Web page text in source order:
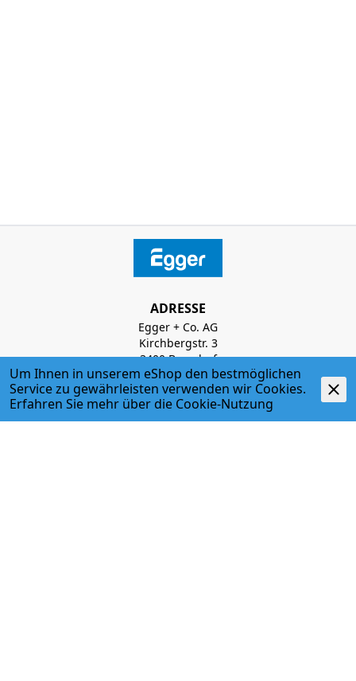
ADRESSE
Egger + Co. AG
Kirchbergstr. 3
3400 Burgdorf
T. 034 427 27 27
F. 034 427 27 28
www.egger-burgdorf.ch
Um Ihnen in unserem eShop den bestmöglichen
Service zu gewährleisten verwenden wir Cookies.
Erfahren Sie mehr über die Cookie-Nutzung